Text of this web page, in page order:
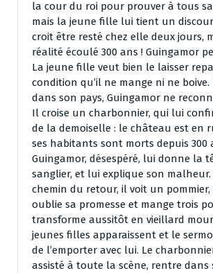
la cour du roi pour prouver à tous
mais la jeune fille lui tient un
croit être resté chez elle deux jours,
réalité écoulé 300 ans ! Guingamor
La jeune fille veut bien le laisser
condition qu’il ne mange ni ne
dans son pays, Guingamor ne
Il croise un charbonnier, qui lui
de la demoiselle : le château est en
ses habitants sont morts depuis 300
Guingamor, désespéré, lui donne la
sanglier, et lui explique son malheur.
chemin du retour, il voit un
oublie sa promesse et mange trois
transforme aussitôt en vieillard
jeunes filles apparaissent et le
de l’emporter avec lui. Le
assisté à toute la scène, rentre dans